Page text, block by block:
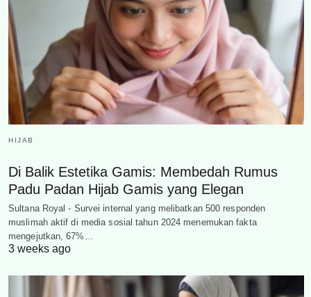
HIJAB
Di Balik Estetika Gamis: Membedah Rumus
Padu Padan Hijab Gamis yang Elegan
Sultana Royal - Survei internal yang melibatkan 500 responden
muslimah aktif di media sosial tahun 2024 menemukan fakta
mengejutkan, 67%…
3 weeks ago